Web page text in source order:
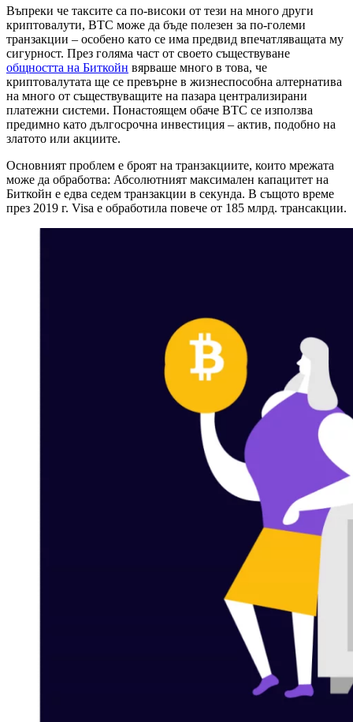
Въпреки че таксите са по-високи от тези на много други
криптовалути, BTC може да бъде полезен за по-големи
транзакции – особено като се има предвид впечатляващата му
сигурност. През голяма част от своето съществуване
общността на Биткойн вярваше много в това, че
криптовалутата ще се превърне в жизнеспособна алтернатива
на много от съществуващите на пазара централизирани
платежни системи. Понастоящем обаче BTC се използва
предимно като дългосрочна инвестиция – актив, подобно на
златото или акциите.
Основният проблем е броят на транзакциите, които мрежата
може да обработва: Абсолютният максимален капацитет на
Биткойн е едва седем транзакции в секунда. В същото време
през 2019 г. Visa е обработила повече от 185 млрд. трансакции.